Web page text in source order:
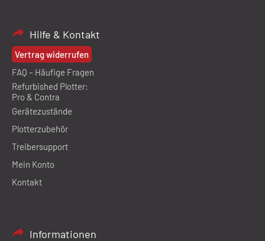
Hilfe & Kontakt
Vertrag widerrufen
FAQ – Häufige Fragen
Refurbished Plotter:
Pro & Contra
Gerätezustände
Plotterzubehör
Treibersupport
Mein Konto
Kontakt
Informationen